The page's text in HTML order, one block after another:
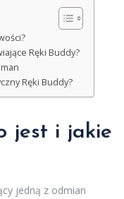
Ręki Buddy?
Ręki Buddy?
jest i jakie
jedną z odmian